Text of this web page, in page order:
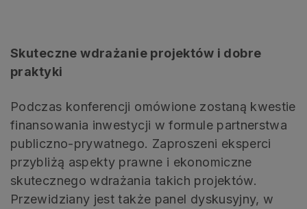
Skuteczne wdrażanie projektów i dobre
praktyki
Podczas konferencji omówione zostaną kwestie
finansowania inwestycji w formule partnerstwa
publiczno-prywatnego. Zaproszeni eksperci
przybliżą aspekty prawne i ekonomiczne
skutecznego wdrażania takich projektów.
Przewidziany jest także panel dyskusyjny, w